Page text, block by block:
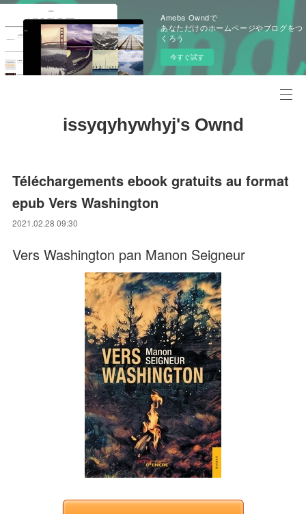
Ameba Owndで
あなただけのホームページやブログをつ
くろう
今すぐ試す
issyqyhywhyj's Ownd
Téléchargements ebook gratuits au format
epub Vers Washington
2021.02.28 09:30
Vers Washington pan Manon Seigneur